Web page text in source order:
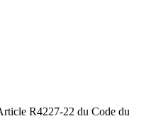
R4227-22 du Code du